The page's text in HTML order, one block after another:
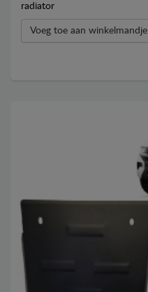
radiator
Voeg toe aan winkelmandje